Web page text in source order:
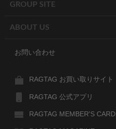
GROUP SITE
ABOUT US
お問い合わせ
RAGTAG お買い取りサイト
RAGTAG 公式アプリ
RAGTAG MEMBER'S CARD